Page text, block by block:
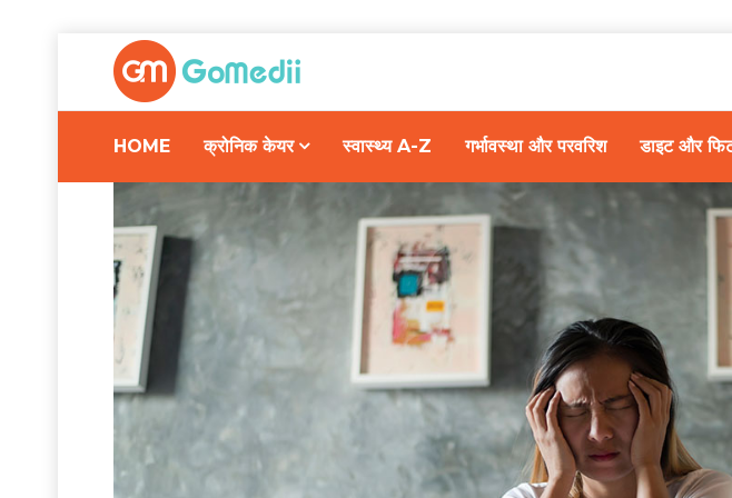
HOME क्रोनिक केयर स्वास्थ्य A-Z गर्भावस्था और परवरिश डाइट और